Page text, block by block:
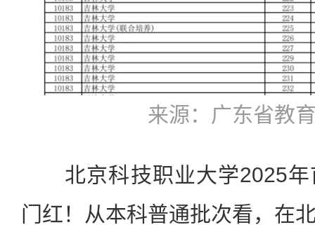
来源：广东省教
北京科技职业大学2025年
门红！从本科普通批次看，在